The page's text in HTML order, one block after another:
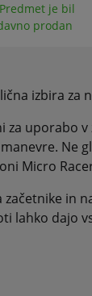
je bil
prodan
izbira
za uporabo
Ne
Micro
in
lahko dajo